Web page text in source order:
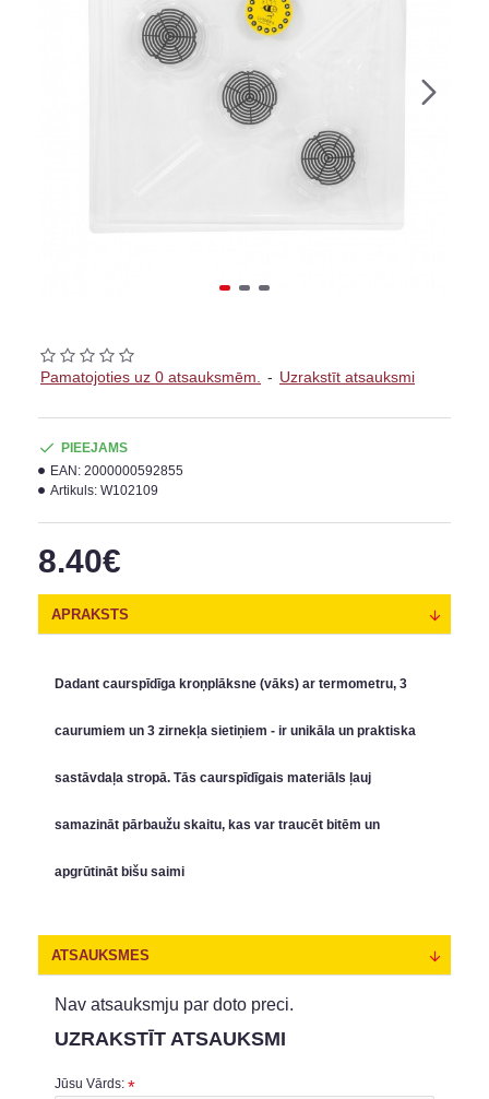
Pamatojoties uz 0 atsauksmēm. - Uzrakstīt atsauksmi
8.40€
PIEEJAMS
EAN: 2000000592855
Artikuls: W102109
APRAKSTS
Dadant caurspīdīga kroņplāksne (vāks) ar termometru, 3
caurumiem un 3 zirnekļa sietiņiem - ir unikāla un praktiska
sastāvdaļa stropā. Tās caurspīdīgais materiāls ļauj
samazināt pārbaužu skaitu, kas var traucēt bitēm un
apgrūtināt bišu saimi
ATSAUKSMES
Nav atsauksmju par doto preci.
UZRAKSTĪT ATSAUKSMI
Jūsu Vārds: